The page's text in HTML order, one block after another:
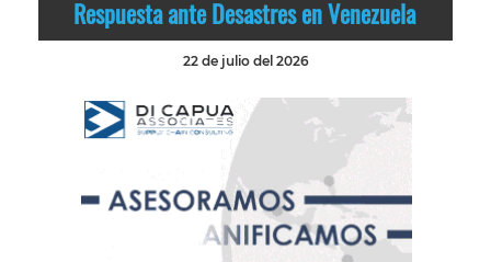
Respuesta ante Desastres en Venezuela
22 de julio del 2026